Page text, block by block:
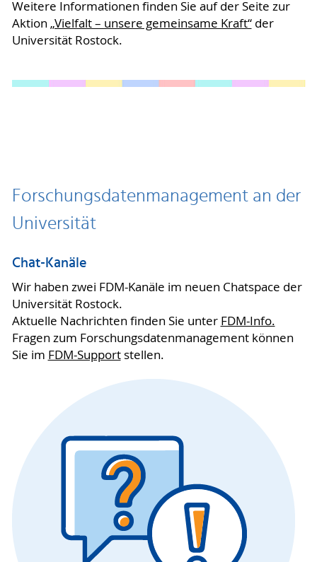
Weitere Informationen finden Sie auf der Seite zur
Aktion „Vielfalt – unsere gemeinsame Kraft“der
Universität Rostock.
Forschungsdatenmanagement an der
Universität
Chat-Kanäle
Wir haben zwei FDM-Kanäle im neuen Chatspace der
Universität Rostock.
Aktuelle Nachrichten finden Sie unter FDM-Info.
Fragen zum Forschungsdatenmanagement können
Sie im FDM-Supportstellen.